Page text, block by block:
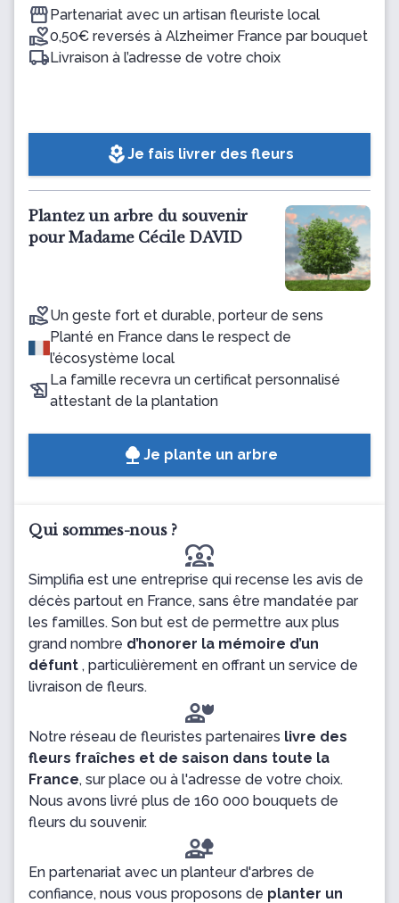
Partenariat avec un artisan fleuriste local
0,50€ reversés à Alzheimer France par bouquet
Livraison à l’adresse de votre choix
local_floristJe fais livrer des fleurs
Plantez un arbre du souvenir
pour Madame Cécile DAVID
Un geste fort et durable, porteur de sens
Planté en France dans le respect de
l’écosystème local
La famille recevra un certificat personnalisé
attestant de la plantation
Je plante un arbre
Qui sommes-nous ?
diversity_1
Simplifia est une entreprise qui recense les avis de
décès partout en France, sans être mandatée par
les familles. Son but est de permettre aux plus
grand nombre d’honorer la mémoire d’un
défunt , particulièrement en offrant un service de
livraison de fleurs.
Notre réseau de fleuristes partenaires livre des
fleurs fraîches et de saison dans toute la
France, sur place ou à l'adresse de votre choix.
Nous avons livré plus de 160 000 bouquets de
fleurs du souvenir.
En partenariat avec un planteur d'arbres de
confiance, nous vous proposons de planter un